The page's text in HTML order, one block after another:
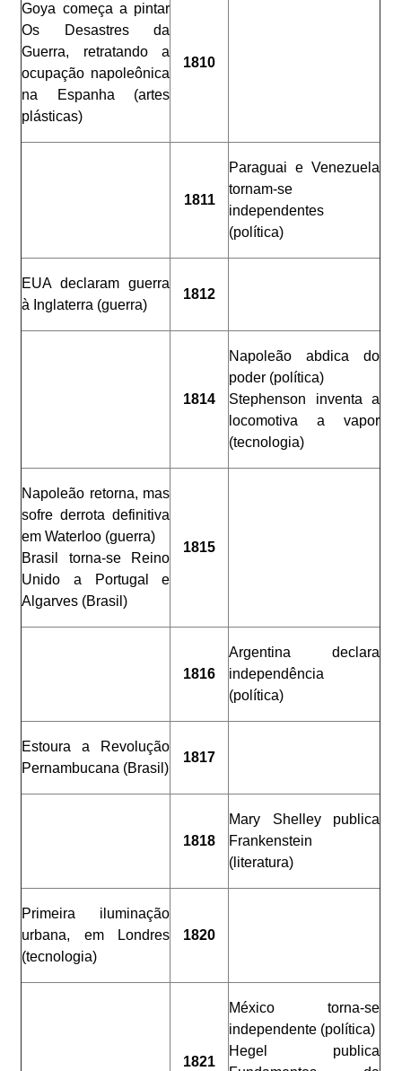
Goya começa a pintar
Os Desastres da
Guerra, retratando a
ocupação napoleônica
na Espanha (artes
plásticas)
1810
1811
Paraguai e Venezuela
tornam-se
independentes
(política)
EUA declaram guerra
à Inglaterra (guerra)
1812
1814
Napoleão abdica do
poder (política)
Stephenson inventa a
locomotiva a vapor
(tecnologia)
Napoleão retorna, mas
sofre derrota definitiva
em Waterloo (guerra)
Brasil torna-se Reino
Unido a Portugal e
Algarves (Brasil)
1815
1816
Argentina declara
independência
(política)
Estoura a Revolução
Pernambucana (Brasil)
1817
1818
Mary Shelley publica
Frankenstein
(literatura)
Primeira iluminação
urbana, em Londres
(tecnologia)
1820
1821
México torna-se
independente (política)
Hegel publica